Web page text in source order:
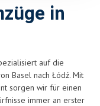
in
auf die
Basel nach Łódź. Mit
sorgen wir für einen
immer an erster